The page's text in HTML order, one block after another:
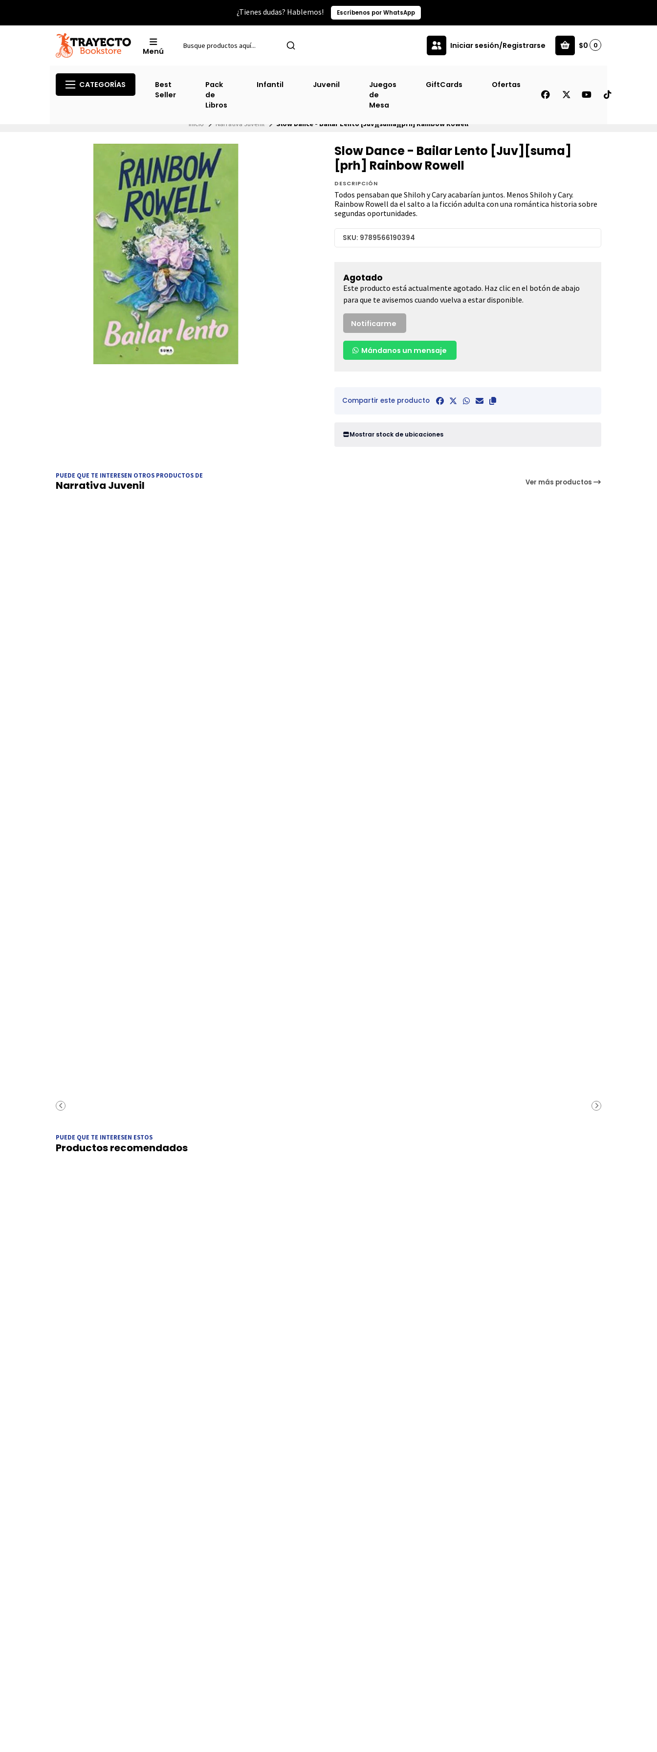
¿Tienes dudas? Hablemos! Escríbenos por WhatsApp
Menú
Iniciar sesión/Registrarse $0 0
CATEGORÍAS
Best
Seller
Pack
de
Libros
Infantil Juvenil
Juegos
de
Mesa
GiftCards Ofertas
Inicio Narrativa Juvenil Slow Dance - Bailar Lento [Juv][suma][prh] Rainbow Rowell
Slow Dance - Bailar Lento [Juv][suma]
[prh] Rainbow Rowell
DESCRIPCIÓN
Todos pensaban que Shiloh y Cary acabarían juntos. Menos Shiloh y Cary.
Rainbow Rowell da el salto a la ficción adulta con una romántica historia sobre
segundas oportunidades.
SKU: 9789566190394
Agotado
Este producto está actualmente agotado. Haz clic en el botón de abajo
para que te avisemos cuando vuelva a estar disponible.
Notificarme
Mándanos un mensaje
Compartir este producto
Mostrar stock de ubicaciones
PUEDE QUE TE INTERESEN OTROS PRODUCTOS DE
Narrativa Juvenil Ver más productos
PUEDE QUE TE INTERESEN ESTOS
Productos recomendados